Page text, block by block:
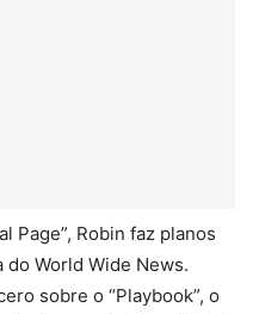
Page”, Robin faz planos
World Wide News.
sobre o “Playbook”, o